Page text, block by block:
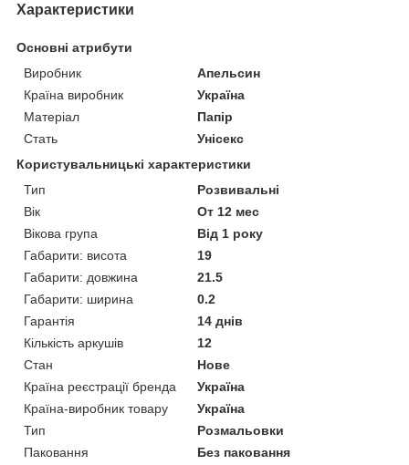
Характеристики
Основні атрибути
Виробник
Апельсин
Країна виробник
Україна
Матеріал
Папір
Стать
Унісекс
Користувальницькі характеристики
Тип
Розвивальні
Вік
От 12 мес
Вікова група
Від 1 року
Габарити: висота
19
Габарити: довжина
21.5
Габарити: ширина
0.2
Гарантія
14 днів
Кількість аркушів
12
Стан
Нове
Країна реєстрації бренда
Україна
Країна-виробник товару
Україна
Тип
Розмальовки
Паковання
Без паковання